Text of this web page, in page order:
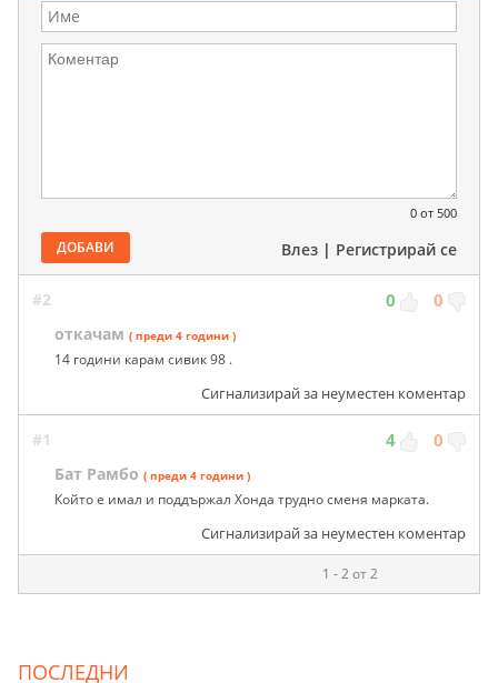
0 от 500
ДОБАВИ Влез | Регистрирай се
#2 0 0
откачам ( преди 4 години )
14 години карам сивик 98 .
Сигнализирай за неуместен коментар
#1 4 0
Бат Рамбо ( преди 4 години )
Който е имал и поддържал Хонда трудно сменя марката.
Сигнализирай за неуместен коментар
1 - 2 от 2
ПОСЛЕДНИ